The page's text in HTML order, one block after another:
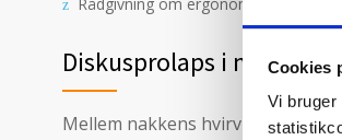
Cookies
Vi
Rådgivning om ergonomi
Diskusprolaps i nakken
Mellem nakkens hvirvler ligger